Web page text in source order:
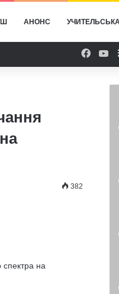
АНОНС
382
спектра на